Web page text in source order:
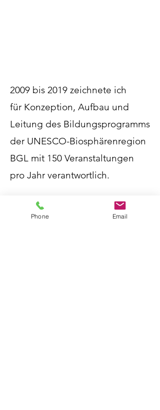
2009 bis 2019 zeichnete ich
für Konzeption, Aufbau und
Leitung des Bildungsprogramms
der UNESCO-Biosphärenregion
BGL mit 150 Veranstaltungen
pro Jahr verantwortlich.
Diese Bildungsarbeit wurde
Phone Email